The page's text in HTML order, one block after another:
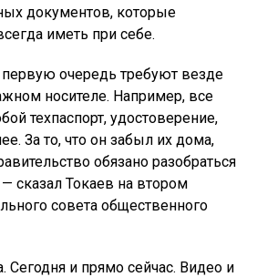
документов, которые
иметь при себе.
первую очередь требуют везде
носителе. Например, все
техпаспорт, удостоверение,
За то, что он забыл их дома,
обязано разобраться
сказал Токаев на втором
совета общественного
Сегодня и прямо сейчас. Видео и